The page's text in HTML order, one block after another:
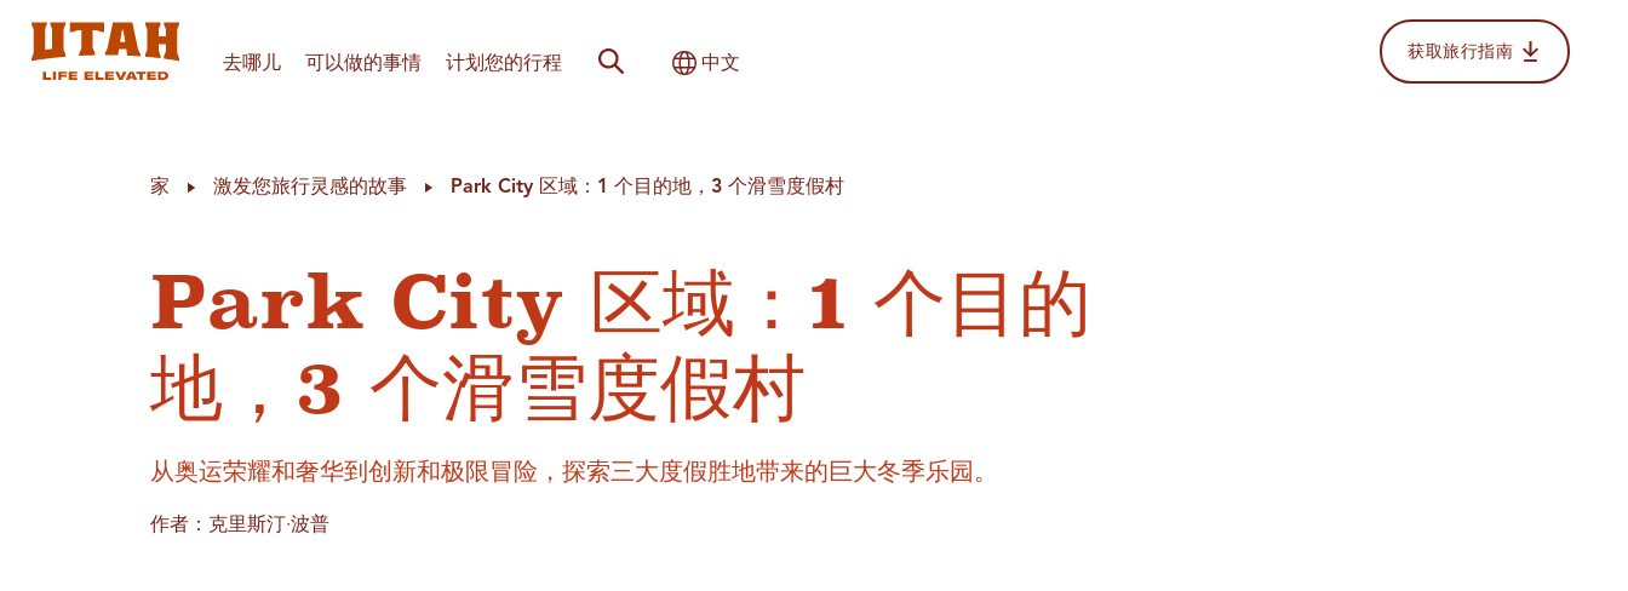
去哪儿 可以做的事情 计划您的行程 网站搜索切换国际
中文 获取旅行指南
家 激发您旅行灵感的故事 Park City 区域：1 个目的地，3 个滑雪度假村
Park City 区域：1 个目的
地，3 个滑雪度假村
从奥运荣耀和奢华到创新和极限冒险，探索三大度假胜地带来的巨大冬季乐园。
作者：克里斯汀·波普